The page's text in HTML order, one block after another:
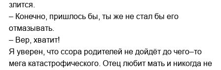
злится.
– Конечно, пришлось бы, ты же не стал бы его
отмазывать.
– Вер, хватит!
Я уверен, что ссора родителей не дойдёт до чего–то
мега катастрофического. Отец любит мать и никогда не